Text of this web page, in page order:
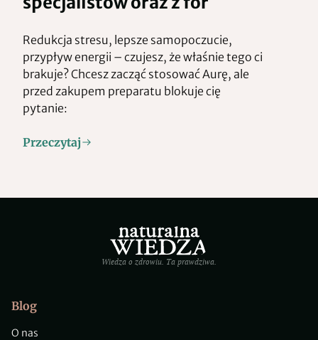
Redukcja stresu, lepsze samopoczucie,
przypływ energii – czujesz, że właśnie tego ci
brakuje? Chcesz zacząć stosować Aurę, ale
przed zakupem preparatu blokuje cię
pytanie:
Przeczytaj
Wiedza o zdrowiu. Ta prawdziwa.
Blog
O nas